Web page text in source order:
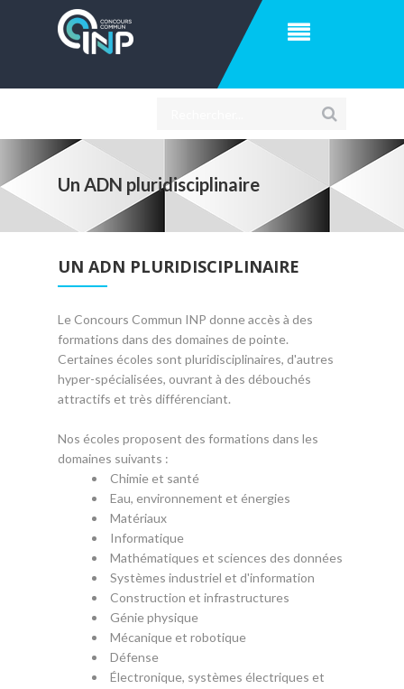
Un ADN pluridisciplinaire
UN ADN PLURIDISCIPLINAIRE
Le Concours Commun INP donne accès à des
formations dans des domaines de pointe.
Certaines écoles sont pluridisciplinaires, d'autres
hyper-spécialisées, ouvrant à des débouchés
attractifs et très différenciant.
Nos écoles proposent des formations dans les
domaines suivants :
Chimie et santé
Eau, environnement et énergies
Matériaux
Informatique
Mathématiques et sciences des données
Systèmes industriel et d'information
Construction et infrastructures
Génie physique
Mécanique et robotique
Défense
Électronique, systèmes électriques et